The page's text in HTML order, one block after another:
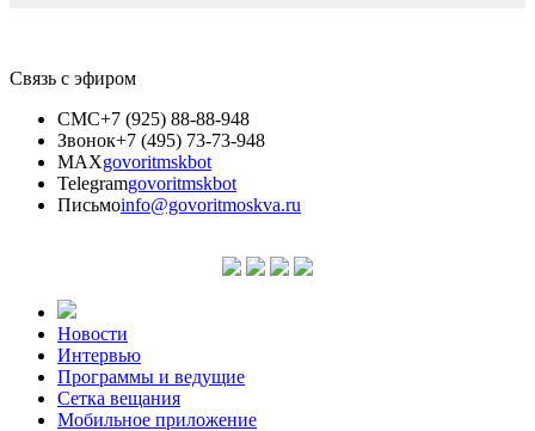
Связь с эфиром
СМС+7 (925) 88-88-948
Звонок+7 (495) 73-73-948
MAXgovoritmskbot
Telegramgovoritmskbot
Письмоinfo@govoritmoskva.ru
Новости
Интервью
Программы и ведущие
Сетка вещания
Мобильное приложение